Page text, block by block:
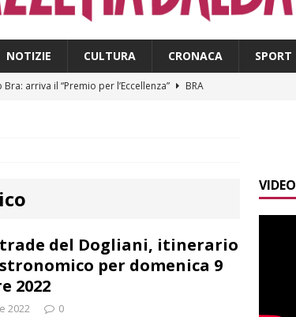
NOTIZIE CULTURA CRONACA SPORT
Bra: arriva il “Premio per l’Eccellenza”
BRA
Monticello d’Alba: crolla un palo dell’illuminazione
del Dogliani, itinerario
per domenica 9
2022
2022 0
VIDEO